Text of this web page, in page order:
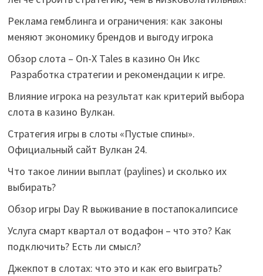
Реклама гемблинга и ограничения: как законы
меняют экономику брендов и выгоду игрока
Обзор слота – On-X Tales в казино Он Икс
Разработка стратегии и рекомендации к игре.
Влияние игрока на результат как критерий выбора
слота в казино Вулкан.
Стратегия игры в слоты «Пустые спины».
Официальный сайт Вулкан 24.
Что такое линии выплат (paylines) и сколько их
выбирать?
Обзор игры Day R выживание в постапокалипсисе
Услуга смарт квартал от водафон – что это? Как
подключить? Есть ли смысл?
Джекпот в слотах: что это и как его выиграть?